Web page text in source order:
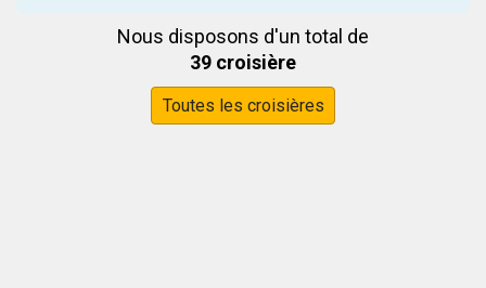
Nous disposons d'un total de
39 croisière
Toutes les croisières